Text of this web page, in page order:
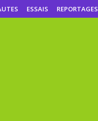
ESSAIS REPORTAGES